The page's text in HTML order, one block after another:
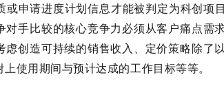
或申请进度计划信息才能被判定为科创
对手比较的核心竞争力必须从客户痛点
虑创造可持续的销售收入、定价策略除
上使用期间与预计达成的工作目标等等。